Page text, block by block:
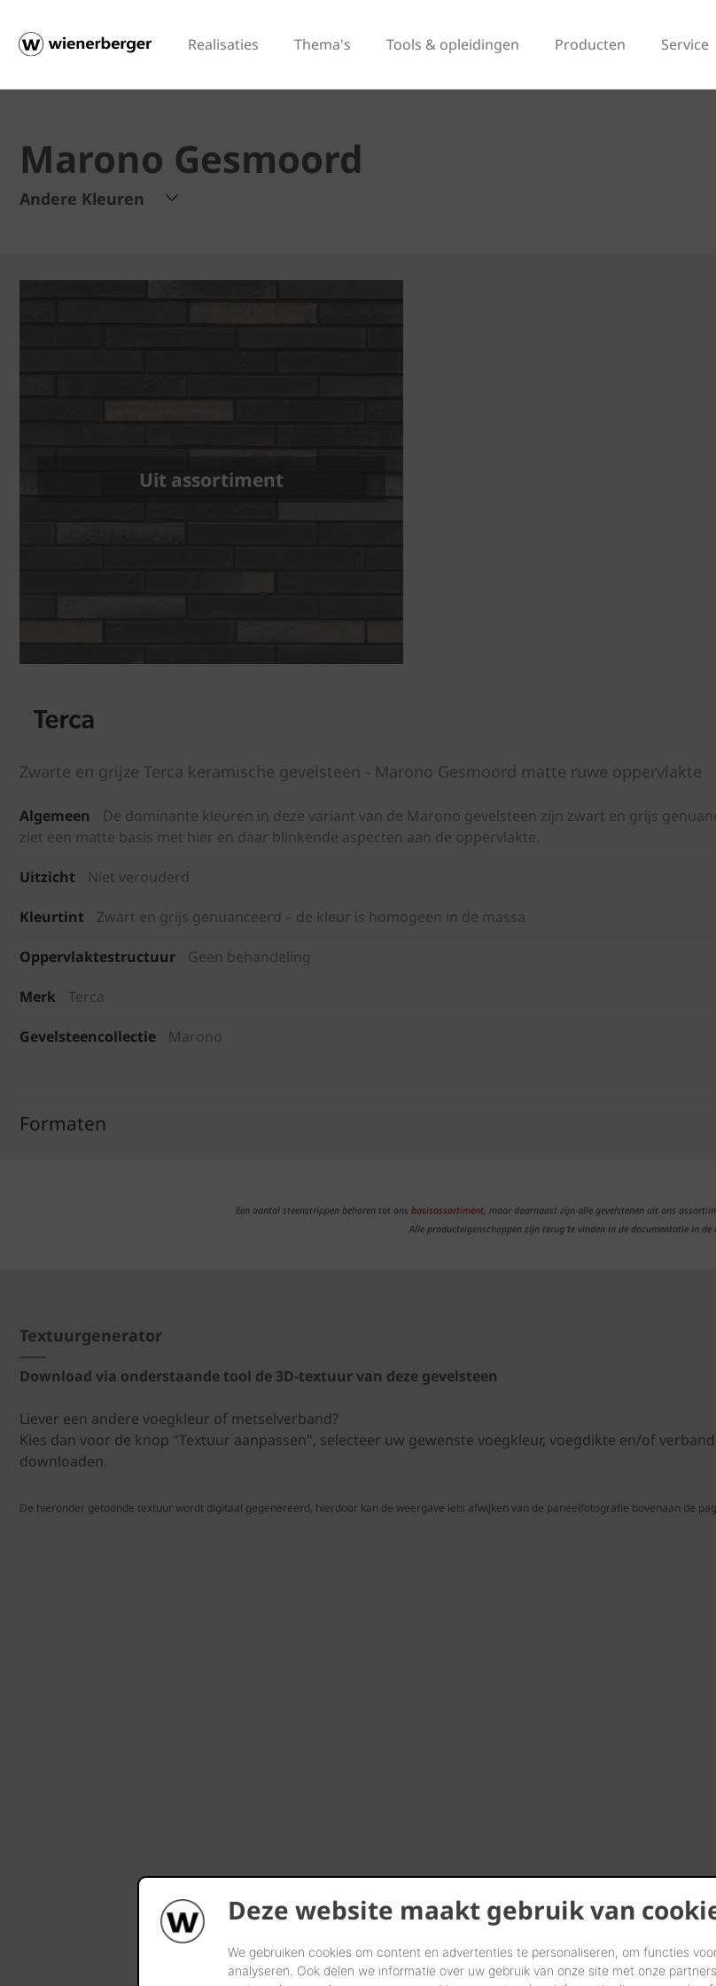
Deze website maakt gebruik van
We gebruiken cookies om content en advertenties te personaliseren, om functies
analyseren. Ook delen we informatie over uw gebruik van onze site met onze
Realisaties Thema's Tools & opleidingen Producten Service
Marono Gesmoord
Andere Kleuren
Uit assortiment
Zwarte en grijze Terca keramische gevelsteen - Marono Gesmoord matte ruwe oppervlakte
Algemeen
De dominante kleuren in deze variant van de Marono gevelsteen zijn zwart en grijs
ziet een matte basis met hier en daar blinkende aspecten aan de oppervlakte.
Uitzicht Niet verouderd
Kleurtint Zwart en grijs genuanceerd – de kleur is homogeen in de massa
Oppervlaktestructuur Geen behandeling
Merk Terca
Gevelsteencollectie Marono
Formaten
Een aantal steenstrippen behoren tot ons basisassortiment, maar daarnaast zijn alle gevelstenen uit ons
Alle producteigenschappen zijn terug te vinden in de documentatie in de
Textuurgenerator
Download via onderstaande tool de 3D-textuur van deze gevelsteen
Liever een andere voegkleur of metselverband?
Kies dan voor de knop "Textuur aanpassen", selecteer uw gewenste voegkleur, voegdikte en/of
downloaden.
De hieronder getoonde textuur wordt digitaal gegenereerd, hierdoor kan de weergave iets afwijken van de paneelfotografie bovenaan de